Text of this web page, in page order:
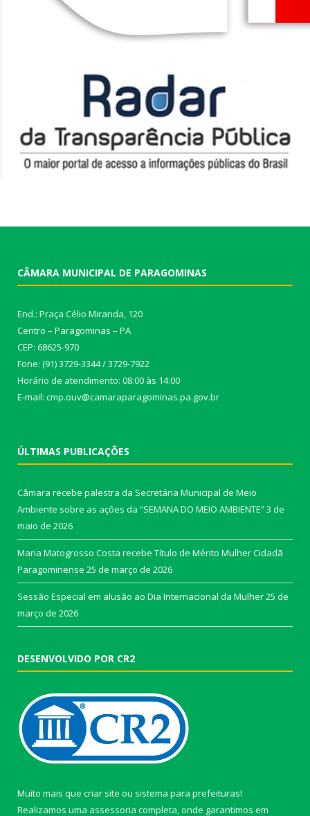
CÂMARA MUNICIPAL DE PARAGOMINAS
End.: Praça Célio Miranda, 120
Centro – Paragominas – PA
CEP: 68625-970
Fone: (91) 3729-3344 / 3729-7922
Horário de atendimento: 08:00 às 14:00
E-mail: cmp.ouv@camaraparagominas.pa.gov.br
ÚLTIMAS PUBLICAÇÕES
Câmara recebe palestra da Secretária Municipal de Meio
Ambiente sobre as ações da “SEMANA DO MEIO AMBIENTE”3 de
maio de 2026
Maria Matogrosso Costa recebe Título de Mérito Mulher Cidadã
Paragominense 25 de março de 2026
Sessão Especial em alusão ao Dia Internacional da Mulher25 de
março de 2026
DESENVOLVIDO POR CR2
Muito mais que criar site ou sistema para prefeituras!
Realizamos uma assessoria completa, onde garantimos em